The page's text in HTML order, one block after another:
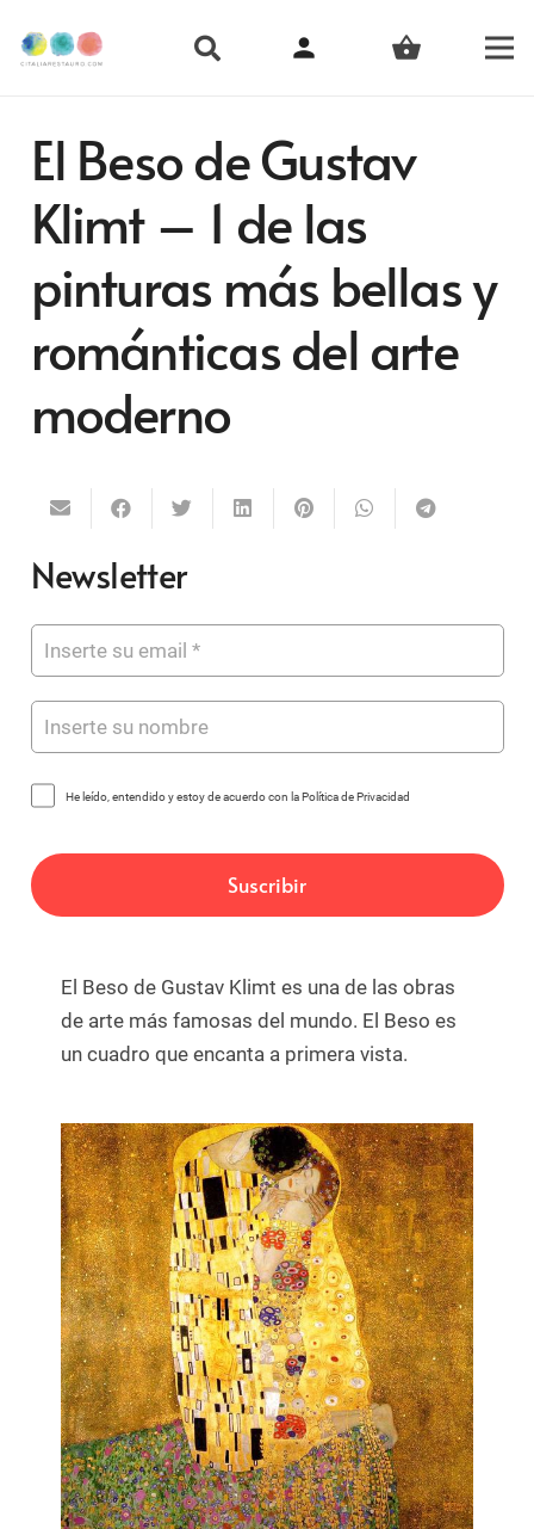
person shopping_basket
El Beso de Gustav
Klimt – 1 de las
pinturas más bellas y
románticas del arte
moderno
Newsletter
He leído, entendido y estoy de acuerdo con la Política de Privacidad
El Beso de Gustav Klimt es una de las obras
de arte más famosas del mundo. El Beso es
un cuadro que encanta a primera vista.